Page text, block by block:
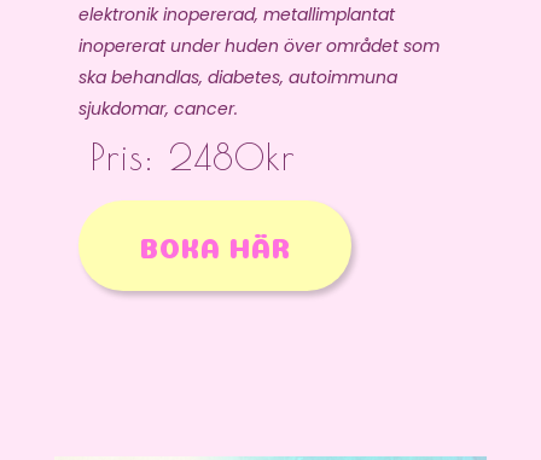
elektronik inopererad, metallimplantat
inopererat under huden över området som
ska behandlas, diabetes, autoimmuna
sjukdomar, cancer.
Pris: 2480kr
BOKA HÄR